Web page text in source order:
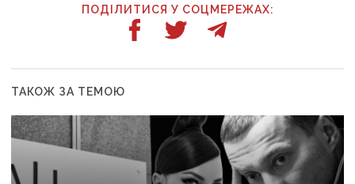
ПОДІЛИТИСЯ У СОЦМЕРЕЖАХ:
ТАКОЖ ЗА ТЕМОЮ